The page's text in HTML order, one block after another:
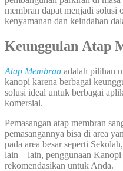
membran dapat menjadi solusi
kenyamanan dan keindahan
Keunggulan Atap
Atap Membran adalah pilihan
kanopi karena berbagai
solusi ideal untuk berbagai
komersial.
Pemasangan atap membran
pemasangannya bisa di area
pada area besar seperti
lain – lain, penggunaan
rekomendasikan untuk Anda.